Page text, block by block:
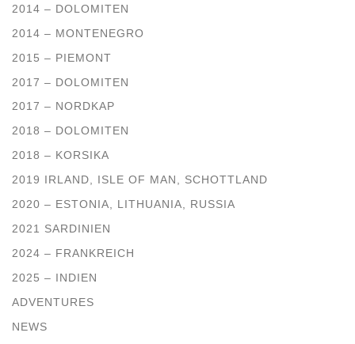
2014 – DOLOMITEN
2014 – MONTENEGRO
2015 – PIEMONT
2017 – DOLOMITEN
2017 – NORDKAP
2018 – DOLOMITEN
2018 – KORSIKA
2019 IRLAND, ISLE OF MAN, SCHOTTLAND
2020 – ESTONIA, LITHUANIA, RUSSIA
2021 SARDINIEN
2024 – FRANKREICH
2025 – INDIEN
ADVENTURES
NEWS